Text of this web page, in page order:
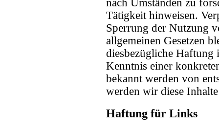
nach Umständen zu
Tätigkeit hinweisen.
Sperrung der Nutzung
allgemeinen Gesetzen
diesbezügliche Haftung
Kenntnis einer
bekannt werden von
werden wir diese
Haftung für Links